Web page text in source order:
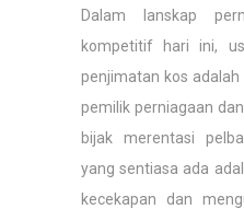
Dalam lanskap
kompetitif hari ini,
penjimatan kos
pemilik perniagaan
bijak merentasi
yang sentiasa ada
kecekapan dan